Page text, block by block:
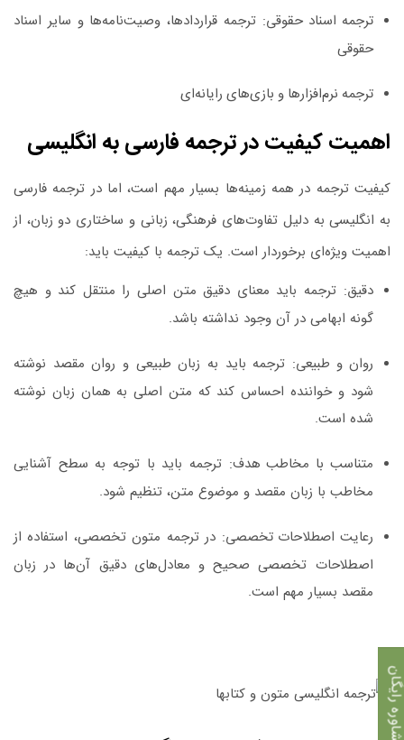
ترجمه اسناد حقوقی: ترجمه قراردادها، وصیت‌نامه‌ها و سایر اسناد
حقوقی
ترجمه نرم‌افزارها و بازی‌های رایانه‌ای
اهمیت کیفیت در ترجمه فارسی به انگلیسی
کیفیت ترجمه در همه زمینه‌ها بسیار مهم است، اما در ترجمه فارسی
به انگلیسی به دلیل تفاوت‌های فرهنگی، زبانی و ساختاری دو زبان، از
اهمیت ویژه‌ای برخوردار است. یک ترجمه با کیفیت باید:
دقیق: ترجمه باید معنای دقیق متن اصلی را منتقل کند و هیچ
گونه ابهامی در آن وجود نداشته باشد.
روان و طبیعی: ترجمه باید به زبان طبیعی و روان مقصد نوشته
شود و خواننده احساس کند که متن اصلی به همان زبان نوشته
شده است.
متناسب با مخاطب هدف: ترجمه باید با توجه به سطح آشنایی
مخاطب با زبان مقصد و موضوع متن، تنظیم شود.
رعایت اصطلاحات تخصصی: در ترجمه متون تخصصی، استفاده از
اصطلاحات تخصصی صحیح و معادل‌های دقیق آن‌ها در زبان
مقصد بسیار مهم است.